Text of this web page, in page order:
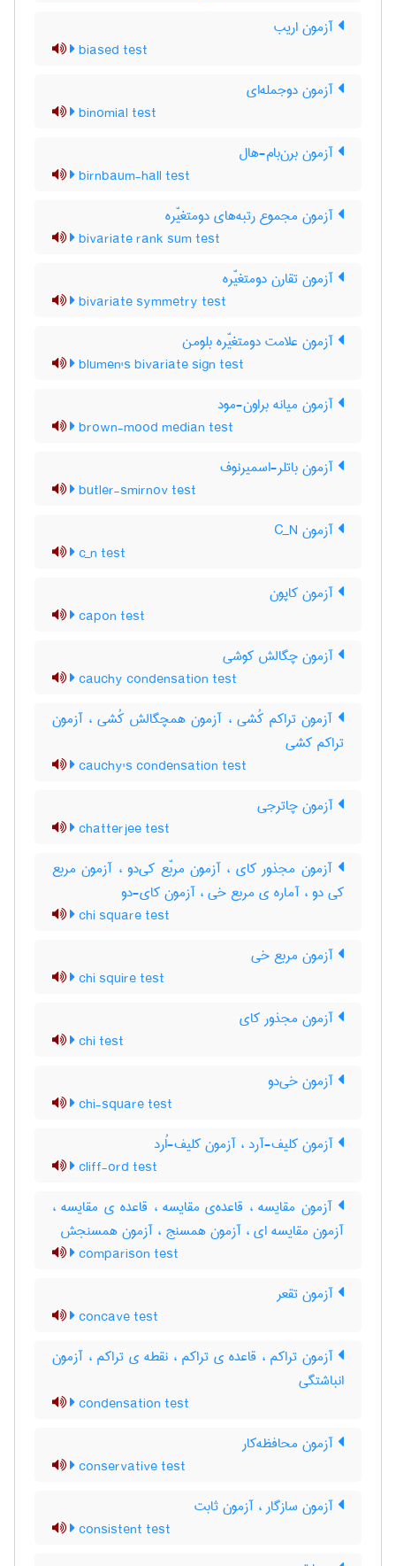
آزمون اریب
biased test
آزمون دوجمله‌ای
binomial test
آزمون برن‌بام-هال
birnbaum-hall test
آزمون مجموع رتبه‌های دومتغیّره
bivariate rank sum test
آزمون تقارن دومتغیّره
bivariate symmetry test
آزمون علامت دومتغیّره بلومن
blumen's bivariate sign test
آزمون میانه براون-مود
brown-mood median test
آزمون باتلر-اسمیرنوف
butler-smirnov test
آزمون C‌_‌N
c_n test
آزمون کاپون
capon test
آزمون چگالش کوشی
cauchy condensation test
آزمون تراکم کُشی ، آزمون همچگالش کُشی ، آزمون
تراکم کشی
cauchy's condensation test
آزمون چاترجی
chatterjee test
آزمون مجذور کای ، آزمون مربّع کی‌دو ، آزمون مربع
کی دو ، آماره ی مربع خی ، آزمون کای-دو
chi square test
آزمون مربع خی
chi squire test
آزمون مجذور کای
chi test
آزمون خی‌دو
chi-square test
آزمون کلیف-آرد ، آزمون کلیف-اُرد
cliff-ord test
آزمون مقایسه ، قاعده‌ی مقایسه ، قاعده ی مقایسه ،
آزمون مقایسه ای ، آزمون همسنج ، آزمون همسنجش
comparison test
آزمون تقعر
concave test
آزمون تراکم ، قاعده ی تراکم ، نقطه ی تراکم ، آزمون
انباشتگی
condensation test
آزمون محافظه‌کار
conservative test
آزمون سازگار ، آزمون ثابت
consistent test